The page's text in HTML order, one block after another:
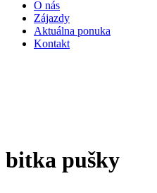
O nás
Zájazdy
Aktuálna ponuka
Kontakt
bitka pušky